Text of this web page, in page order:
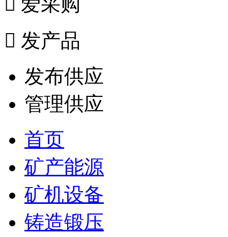
 发产品
发布供应
管理供应
首页
矿产能源
矿机设备
铸造锻压